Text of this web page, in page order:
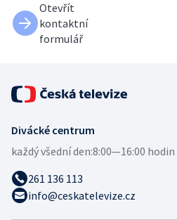
Otevřít
kontaktní
formulář
Divácké centrum
každý všední den:8:00—16:00 hodin
261 136 113
info@ceskatelevize.cz